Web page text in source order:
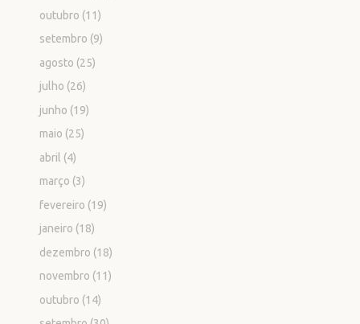
outubro (11)
setembro (9)
agosto (25)
julho (26)
junho (19)
maio (25)
abril (4)
março (3)
fevereiro (19)
janeiro (18)
dezembro (18)
novembro (11)
outubro (14)